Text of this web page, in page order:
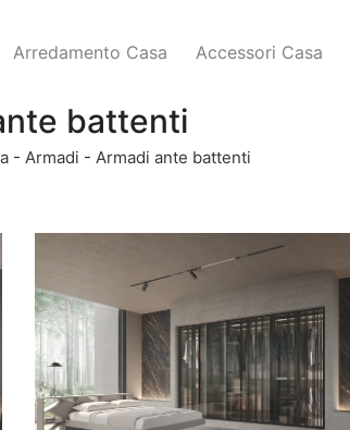
Arredamento Casa Accessori Casa
battenti
- Armadi - Armadi ante battenti